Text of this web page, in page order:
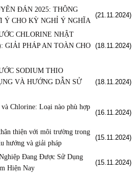
ĐÁN 2025: THÔNG
Ý CHO KỲ NGHỈ Ý NGHĨA
(21.11.2024)
CHLORINE NHẬT
GIẢI PHÁP AN TOÀN CHO (18.11.2024)
SODIUM THIO
VÀ HƯỚNG DẪN SỬ
(18.11.2024)
Chlorine: Loại nào phù hợp
(16.11.2024)
thiện với môi trường trong
hướng và giải pháp
(15.11.2024)
Đang Được Sử Dụng
Hiện Nay
(15.11.2024)